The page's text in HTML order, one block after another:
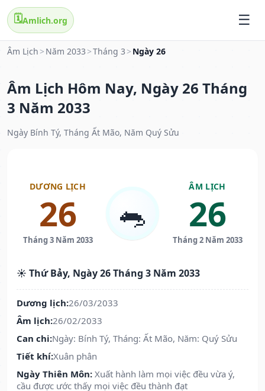
🗓️Amlich.org
Âm Lịch > Năm 2033 >Tháng 3 > Ngày 26
Âm Lịch Hôm Nay, Ngày 26 Tháng
3 Năm 2033
Ngày Bính Tý, Tháng Ất Mão, Năm Quý Sửu
DƯƠNG LỊCH
26
Tháng 3 Năm 2033
🐀
ÂM LỊCH
26
Tháng 2 Năm 2033
☀️ Thứ Bảy, Ngày 26 Tháng 3 Năm 2033
Dương lịch:26/03/2033
Âm lịch:26/02/2033
Can chi:Ngày: Bính Tý, Tháng: Ất Mão, Năm: Quý Sửu
Tiết khí:Xuân phân
Ngày Thiên Môn: Xuất hành làm mọi việc đều vừa ý,
cầu được ước thấy mọi việc đều thành đạt